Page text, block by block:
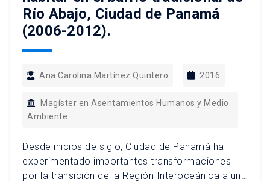
Río Abajo, Ciudad de Panamá
(2006-2012).
Ana Carolina Martínez Quintero 2016
Magíster en Asentamientos Humanos y Medio
Ambiente
Desde inicios de siglo, Ciudad de Panamá ha
experimentado importantes transformaciones
por la transición de la Región Interoceánica a un